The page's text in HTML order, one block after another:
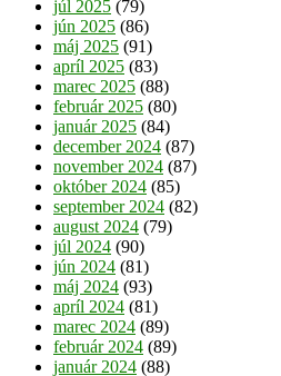
júl 2025 (79)
jún 2025 (86)
máj 2025 (91)
apríl 2025 (83)
marec 2025 (88)
február 2025 (80)
január 2025 (84)
december 2024 (87)
november 2024 (87)
október 2024 (85)
september 2024 (82)
august 2024 (79)
júl 2024 (90)
jún 2024 (81)
máj 2024 (93)
apríl 2024 (81)
marec 2024 (89)
február 2024 (89)
január 2024 (88)